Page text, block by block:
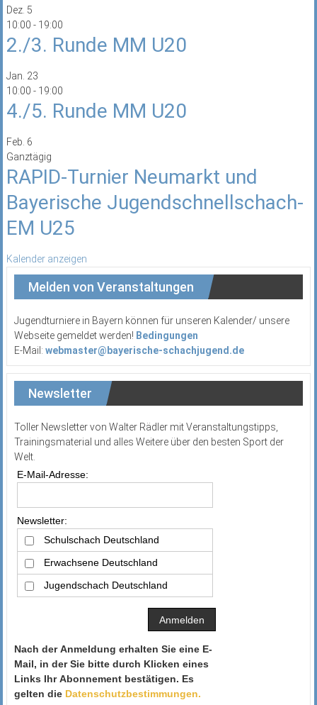
Dez. 5
10:00 - 19:00
2./3. Runde MM U20
Jan. 23
10:00 - 19:00
4./5. Runde MM U20
Feb. 6
Ganztägig
RAPID-Turnier Neumarkt und
Bayerische Jugendschnellschach-
EM U25
Kalender anzeigen
Melden von Veranstaltungen
Jugendturniere in Bayern können für unseren Kalender/ unsere
Webseite gemeldet werden! Bedingungen
E-Mail: webmaster@bayerische-schachjugend.de
Newsletter
Toller Newsletter von Walter Rädler mit Veranstaltungstipps,
Trainingsmaterial und alles Weitere über den besten Sport der
Welt.
E-Mail-Adresse:
Newsletter:
Schulschach Deutschland
Erwachsene Deutschland
Jugendschach Deutschland
Nach der Anmeldung erhalten Sie eine E-
Mail, in der Sie bitte durch Klicken eines
Links Ihr Abonnement bestätigen. Es
gelten die Datenschutzbestimmungen.